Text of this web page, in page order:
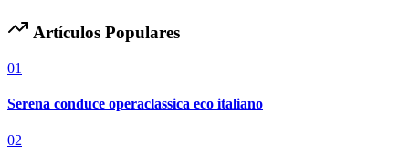
Artículos Populares
01
Serena conduce operaclassica eco italiano
02